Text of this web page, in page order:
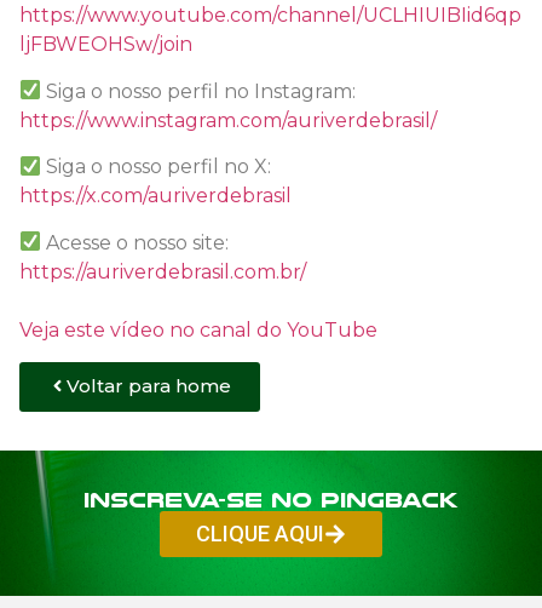
https://www.youtube.com/channel/UCLHIUIBIid6qp
ljFBWEOHSw/join
Siga o nosso perfil no Instagram:
https://www.instagram.com/auriverdebrasil/
Siga o nosso perfil no X:
https://x.com/auriverdebrasil
Acesse o nosso site:
https://auriverdebrasil.com.br/
Veja este vídeo no canal do YouTube
Voltar para home
Inscreva-se no PINGBACK
CLIQUE AQUI